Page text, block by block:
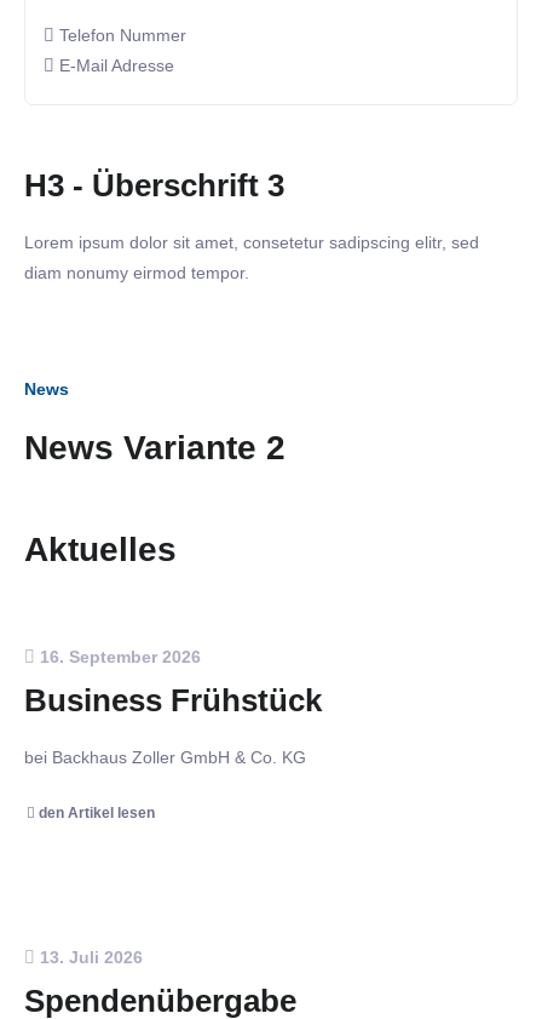
Telefon Nummer
E-Mail Adresse
H3 - Überschrift 3
Lorem ipsum dolor sit amet, consetetur sadipscing elitr, sed
diam nonumy eirmod tempor.
News
News Variante 2
Aktuelles
16. September 2026
Business Frühstück
bei Backhaus Zoller GmbH & Co. KG
den Artikel lesen
13. Juli 2026
Spendenübergabe